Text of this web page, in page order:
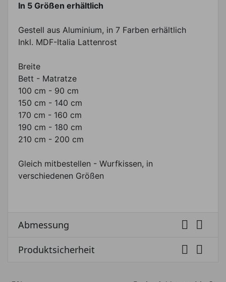
In 5 Größen erhältlich
Gestell aus Aluminium, in 7 Farben erhältlich
Inkl. MDF-Italia Lattenrost
Breite
Bett - Matratze
100 cm - 90 cm
150 cm - 140 cm
170 cm - 160 cm
190 cm - 180 cm
210 cm - 200 cm
Gleich mitbestellen - Wurfkissen, in
verschiedenen Größen
Abmessung  
Produktsicherheit  